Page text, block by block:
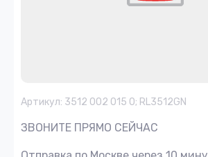
Артикул: 3512 002 015 0; RL3512GN
ЗВОНИТЕ ПРЯМО СЕЙЧАС